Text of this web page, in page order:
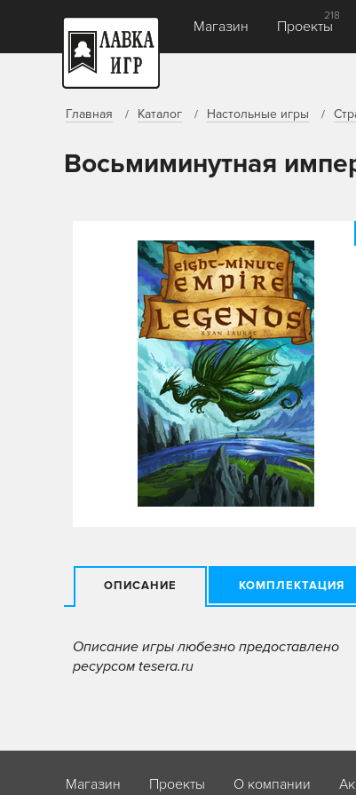
Магазин Проекты
218
Главная Каталог Настольные игры
Восьмиминутная
ОПИСАНИЕ КОМПЛЕКТАЦИЯ
Описание игры любезно предоставлено
ресурсом tesera.ru
Магазин Проекты О компании